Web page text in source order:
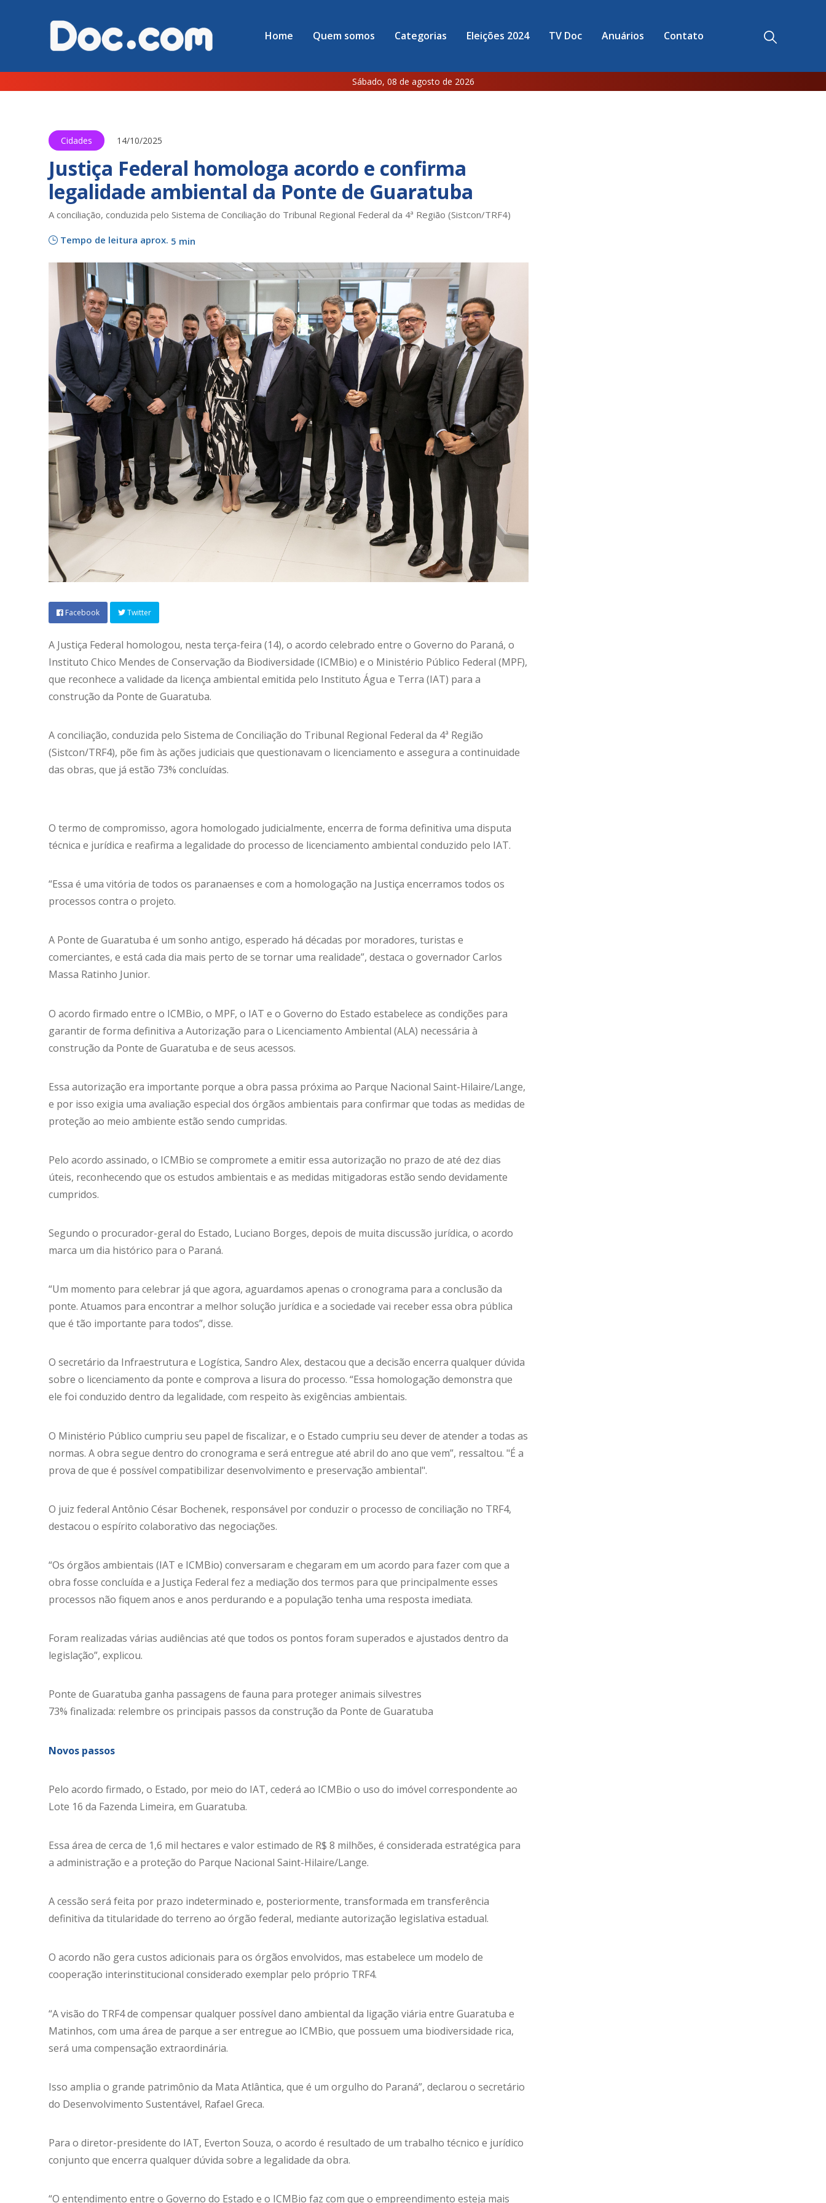
Home Quem somos Categorias Eleições 2024 TV Doc Anuários Contato
Sábado, 08 de agosto de 2026
Cidades 14/10/2025
Justiça Federal homologa acordo e confirma
legalidade ambiental da Ponte de Guaratuba
A conciliação, conduzida pelo Sistema de Conciliação do Tribunal Regional Federal da 4ª Região (Sistcon/TRF4)
Tempo de leitura aprox. 5 min
Facebook Twitter
A Justiça Federal homologou, nesta terça-feira (14), o acordo celebrado entre o Governo do Paraná, o
Instituto Chico Mendes de Conservação da Biodiversidade (ICMBio) e o Ministério Público Federal (MPF),
que reconhece a validade da licença ambiental emitida pelo Instituto Água e Terra (IAT) para a
construção da Ponte de Guaratuba.
A conciliação, conduzida pelo Sistema de Conciliação do Tribunal Regional Federal da 4ª Região
(Sistcon/TRF4), põe fim às ações judiciais que questionavam o licenciamento e assegura a continuidade
das obras, que já estão 73% concluídas.
O termo de compromisso, agora homologado judicialmente, encerra de forma definitiva uma disputa
técnica e jurídica e reafirma a legalidade do processo de licenciamento ambiental conduzido pelo IAT.
“Essa é uma vitória de todos os paranaenses e com a homologação na Justiça encerramos todos os
processos contra o projeto.
A Ponte de Guaratuba é um sonho antigo, esperado há décadas por moradores, turistas e
comerciantes, e está cada dia mais perto de se tornar uma realidade”, destaca o governador Carlos
Massa Ratinho Junior.
O acordo firmado entre o ICMBio, o MPF, o IAT e o Governo do Estado estabelece as condições para
garantir de forma definitiva a Autorização para o Licenciamento Ambiental (ALA) necessária à
construção da Ponte de Guaratuba e de seus acessos.
Essa autorização era importante porque a obra passa próxima ao Parque Nacional Saint-Hilaire/Lange,
e por isso exigia uma avaliação especial dos órgãos ambientais para confirmar que todas as medidas de
proteção ao meio ambiente estão sendo cumpridas.
Pelo acordo assinado, o ICMBio se compromete a emitir essa autorização no prazo de até dez dias
úteis, reconhecendo que os estudos ambientais e as medidas mitigadoras estão sendo devidamente
cumpridos.
Segundo o procurador-geral do Estado, Luciano Borges, depois de muita discussão jurídica, o acordo
marca um dia histórico para o Paraná.
“Um momento para celebrar já que agora, aguardamos apenas o cronograma para a conclusão da
ponte. Atuamos para encontrar a melhor solução jurídica e a sociedade vai receber essa obra pública
que é tão importante para todos”, disse.
O secretário da Infraestrutura e Logística, Sandro Alex, destacou que a decisão encerra qualquer dúvida
sobre o licenciamento da ponte e comprova a lisura do processo. “Essa homologação demonstra que
ele foi conduzido dentro da legalidade, com respeito às exigências ambientais.
O Ministério Público cumpriu seu papel de fiscalizar, e o Estado cumpriu seu dever de atender a todas as
normas. A obra segue dentro do cronograma e será entregue até abril do ano que vem”, ressaltou. "É a
prova de que é possível compatibilizar desenvolvimento e preservação ambiental".
O juiz federal Antônio César Bochenek, responsável por conduzir o processo de conciliação no TRF4,
destacou o espírito colaborativo das negociações.
“Os órgãos ambientais (IAT e ICMBio) conversaram e chegaram em um acordo para fazer com que a
obra fosse concluída e a Justiça Federal fez a mediação dos termos para que principalmente esses
processos não fiquem anos e anos perdurando e a população tenha uma resposta imediata.
Foram realizadas várias audiências até que todos os pontos foram superados e ajustados dentro da
legislação”, explicou.
Ponte de Guaratuba ganha passagens de fauna para proteger animais silvestres
73% finalizada: relembre os principais passos da construção da Ponte de Guaratuba
Novos passos
Pelo acordo firmado, o Estado, por meio do IAT, cederá ao ICMBio o uso do imóvel correspondente ao
Lote 16 da Fazenda Limeira, em Guaratuba.
Essa área de cerca de 1,6 mil hectares e valor estimado de R$ 8 milhões, é considerada estratégica para
a administração e a proteção do Parque Nacional Saint-Hilaire/Lange.
A cessão será feita por prazo indeterminado e, posteriormente, transformada em transferência
definitiva da titularidade do terreno ao órgão federal, mediante autorização legislativa estadual.
O acordo não gera custos adicionais para os órgãos envolvidos, mas estabelece um modelo de
cooperação interinstitucional considerado exemplar pelo próprio TRF4.
“A visão do TRF4 de compensar qualquer possível dano ambiental da ligação viária entre Guaratuba e
Matinhos, com uma área de parque a ser entregue ao ICMBio, que possuem uma biodiversidade rica,
será uma compensação extraordinária.
Isso amplia o grande patrimônio da Mata Atlântica, que é um orgulho do Paraná”, declarou o secretário
do Desenvolvimento Sustentável, Rafael Greca.
Para o diretor-presidente do IAT, Everton Souza, o acordo é resultado de um trabalho técnico e jurídico
conjunto que encerra qualquer dúvida sobre a legalidade da obra.
“O entendimento entre o Governo do Estado e o ICMBio faz com que o empreendimento esteja mais